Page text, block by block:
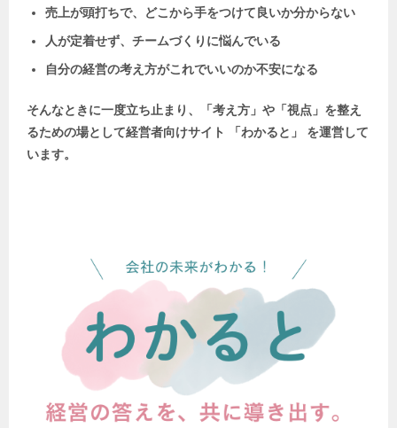
売上が頭打ちで、どこから手をつけて良いか分からない
人が定着せず、チームづくりに悩んでいる
自分の経営の考え方がこれでいいのか不安になる
そんなときに一度立ち止まり、「考え方」や「視点」を整え
るための場として経営者向けサイト 「わかると」 を運営して
います。